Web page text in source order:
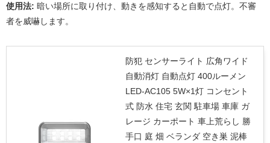
使用法: 暗い場所に取り付け、動きを感知すると自動で点灯。不審
者を威嚇します。
防犯 センサーライト 広角ワイド
自動消灯 自動点灯 400ルーメン
LED-AC105 5W×1灯 コンセント
式 防水 住宅 玄関 駐車場 車庫 ガ
レージ カーポート 車上荒らし 勝
手口 庭 畑 ベランダ 空き巣 泥棒